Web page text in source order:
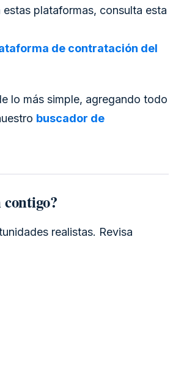
plataformas, consulta esta
de contratación del
lo más simple, agregando todo
buscador de
realistas. Revisa